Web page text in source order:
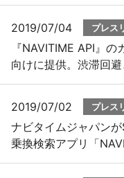
2019/07/04 プレス
『NAVITIME API』
向けに提供。渋滞回
2019/07/02 プレス
ナビタイムジャパン
乗換検索アプリ「